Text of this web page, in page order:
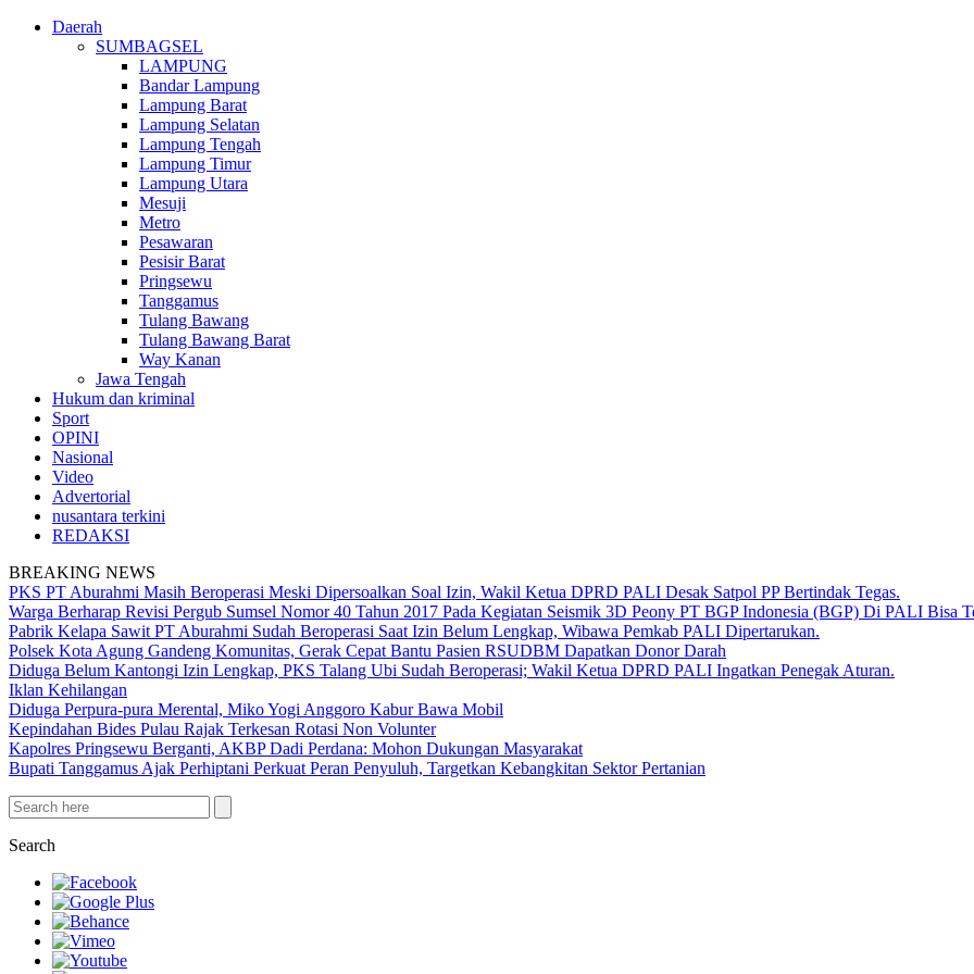
Daerah
SUMBAGSEL
LAMPUNG
Bandar Lampung
Lampung Barat
Lampung Selatan
Lampung Tengah
Lampung Timur
Lampung Utara
Mesuji
Metro
Pesawaran
Pesisir Barat
Pringsewu
Tanggamus
Tulang Bawang
Tulang Bawang Barat
Way Kanan
Jawa Tengah
Hukum dan kriminal
Sport
OPINI
Nasional
Video
Advertorial
nusantara terkini
REDAKSI
BREAKING NEWS
PKS PT Aburahmi Masih Beroperasi Meski Dipersoalkan Soal Izin, Wakil Ketua DPRD PALI Desak Satpol PP Bertindak Tegas.
Warga Berharap Revisi Pergub Sumsel Nomor 40 Tahun 2017 Pada Kegiatan Seismik 3D Peony PT BGP Indonesia (BGP) Di PALI Bisa
Pabrik Kelapa Sawit PT Aburahmi Sudah Beroperasi Saat Izin Belum Lengkap, Wibawa Pemkab PALI Dipertarukan.
Polsek Kota Agung Gandeng Komunitas, Gerak Cepat Bantu Pasien RSUDBM Dapatkan Donor Darah
Diduga Belum Kantongi Izin Lengkap, PKS Talang Ubi Sudah Beroperasi; Wakil Ketua DPRD PALI Ingatkan Penegak Aturan.
Iklan Kehilangan
Diduga Perpura-pura Merental, Miko Yogi Anggoro Kabur Bawa Mobil
Kepindahan Bides Pulau Rajak Terkesan Rotasi Non Volunter
Kapolres Pringsewu Berganti, AKBP Dadi Perdana: Mohon Dukungan Masyarakat
Bupati Tanggamus Ajak Perhiptani Perkuat Peran Penyuluh, Targetkan Kebangkitan Sektor Pertanian
Search